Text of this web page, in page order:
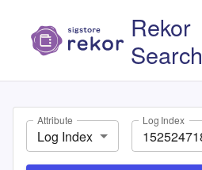
Rekor
Search
Attribute
Log Index
Log Index